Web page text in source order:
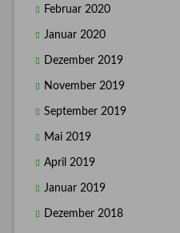
Februar 2020
Januar 2020
Dezember 2019
November 2019
September 2019
Mai 2019
April 2019
Januar 2019
Dezember 2018